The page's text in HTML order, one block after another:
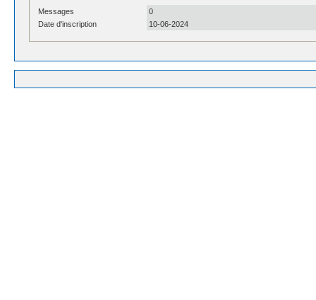
Messages
0
Date d'inscription
10-06-2024